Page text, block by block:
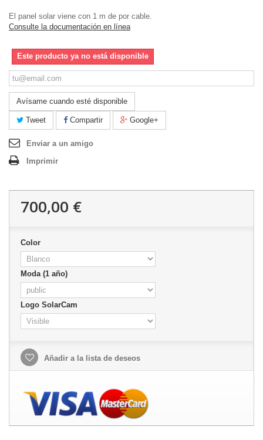
El panel solar viene con 1 m de por cable.
Consulte la documentación en línea
Este producto ya no está disponible
Avísame cuando esté disponible
Tweet Compartir Google+
Enviar a un amigo
Imprimir
700,00 €
Color
Moda (1 año)
Logo SolarCam
Añadir a la lista de deseos